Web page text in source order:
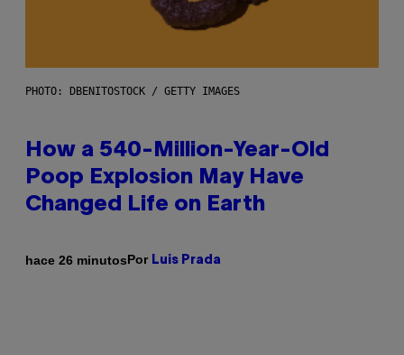
PHOTO: DBENITOSTOCK / GETTY IMAGES
How a 540-Million-Year-Old
Poop Explosion May Have
Changed Life on Earth
hace 26 minutosPor Luis Prada